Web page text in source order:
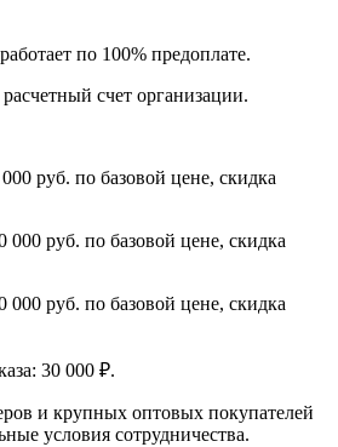
по 100% предоплате.
счет организации.
руб. по базовой цене, скидка
000 руб. по базовой цене, скидка
000 руб. по базовой цене, скидка
30 000 ₽.
и крупных оптовых покупателей
условия сотрудничества.